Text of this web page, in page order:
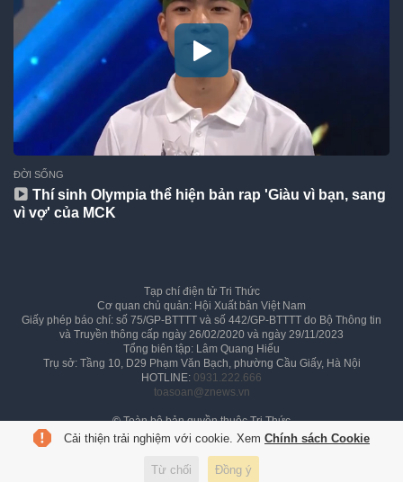
ĐỜI SỐNG
Thí sinh Olympia thể hiện bản rap 'Giàu vì bạn, sang
vì vợ' của MCK
Tạp chí điện tử Tri Thức
Cơ quan chủ quản: Hội Xuất bản Việt Nam
Giấy phép báo chí: số 75/GP-BTTTT và số 442/GP-BTTTT do Bộ Thông tin
và Truyền thông cấp ngày 26/02/2020 và ngày 29/11/2023
Tổng biên tập: Lâm Quang Hiếu
Trụ sở: Tầng 10, D29 Phạm Văn Bạch, phường Cầu Giấy, Hà Nội
HOTLINE: 0931.222.666
toasoan@znews.vn
©Toàn bộ bản quyền thuộc Tri Thức
Cải thiện trải nghiệm với cookie. Xem Chính sách Cookie
Từ chối Đồng ý